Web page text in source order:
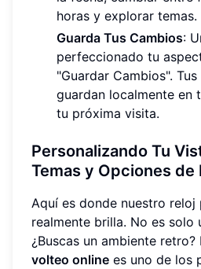
horas y explorar temas.
Guarda Tus Cambios:
perfeccionado tu
"Guardar Cambios".
guardan localmente en
tu próxima visita.
Personalizando Tu
Temas y Opciones
Aquí es donde nuestro reloj
realmente brilla. No es solo
¿Buscas un ambiente retro?
volteo online es uno de los